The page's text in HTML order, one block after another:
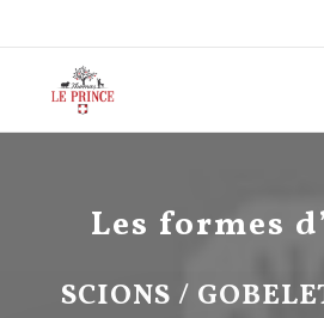
Les formes
SCIONS /